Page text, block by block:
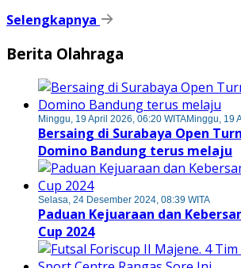
Selengkapnya
Berita Olahraga
Minggu, 19 April 2026, 06:20 WITAMinggu, 19
Bersaing di Surabaya Open
Domino Bandung terus melaju
Selasa, 24 Desember 2024, 08:39 WITA
Paduan Kejuaraan dan
Cup 2024